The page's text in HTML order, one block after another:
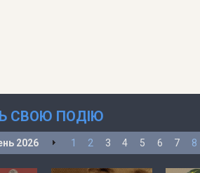
СВОЮ ПОДІЮ
2026 1 2 3 4 5 6 7 8